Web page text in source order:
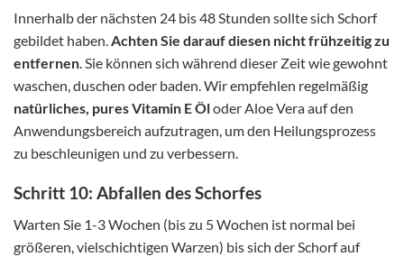
Innerhalb der nächsten 24 bis 48 Stunden sollte sich Schorf
gebildet haben. Achten Sie darauf diesen nicht frühzeitig zu
entfernen . Sie können sich während dieser Zeit wie gewohnt
waschen, duschen oder baden. Wir empfehlen regelmäßig
natürliches, pures Vitamin E Öloder Aloe Vera auf den
Anwendungsbereich aufzutragen, um den Heilungsprozess
zu beschleunigen und zu verbessern.
Schritt 10: Abfallen des Schorfes
Warten Sie 1-3 Wochen (bis zu 5 Wochen ist normal bei
größeren, vielschichtigen Warzen) bis sich der Schorf auf